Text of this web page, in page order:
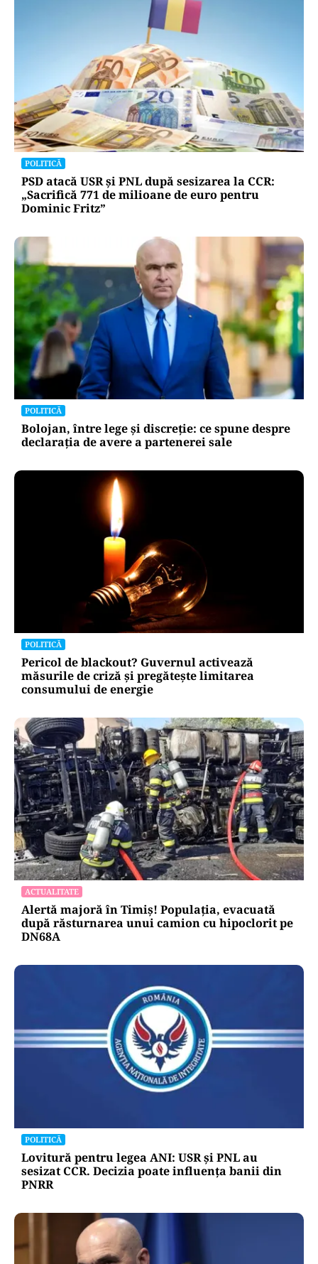
POLITICĂ
PSD atacă USR și PNL după sesizarea la CCR:
„Sacrifică 771 de milioane de euro pentru
Dominic Fritz”
POLITICĂ
Bolojan, între lege și discreție: ce spune despre
declarația de avere a partenerei sale
POLITICĂ
Pericol de blackout? Guvernul activează
măsurile de criză și pregătește limitarea
consumului de energie
ACTUALITATE
Alertă majoră în Timiș! Populația, evacuată
după răsturnarea unui camion cu hipoclorit pe
DN68A
POLITICĂ
Lovitură pentru legea ANI: USR și PNL au
sesizat CCR. Decizia poate influența banii din
PNRR